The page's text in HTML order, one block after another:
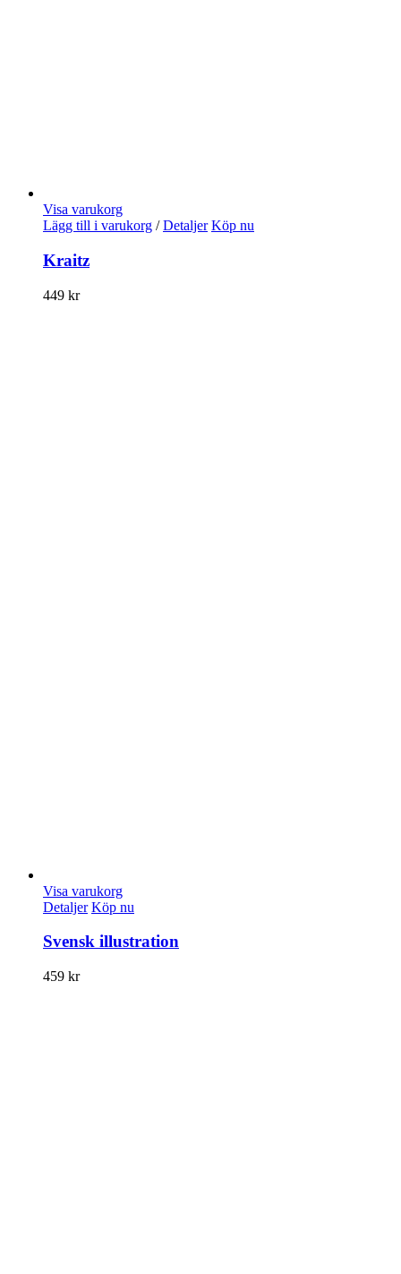
Visa varukorg
Lägg till i varukorg / Detaljer Köp nu
Kraitz
449 kr
Visa varukorg
Detaljer Köp nu
Svensk illustration
459 kr